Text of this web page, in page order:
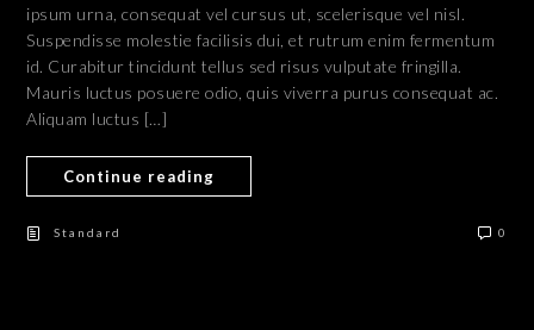
ipsum urna, consequat vel cursus ut, scelerisque vel nisl.
Suspendisse molestie facilisis dui, et rutrum enim fermentum
id. Curabitur tincidunt tellus sed risus vulputate fringilla.
Mauris luctus posuere odio, quis viverra purus consequat ac.
Aliquam luctus […]
Continue reading
Standard 0